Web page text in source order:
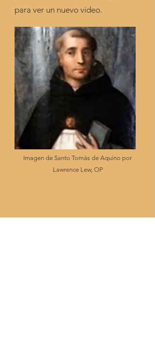
para ver un nuevo video.
Imagen de Santo Tomás de Aquino por
Lawrence Lew, OP